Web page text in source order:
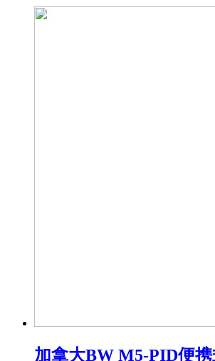
加拿大BW M5-PID便